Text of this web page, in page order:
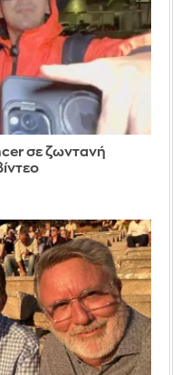
σε ζωντανή